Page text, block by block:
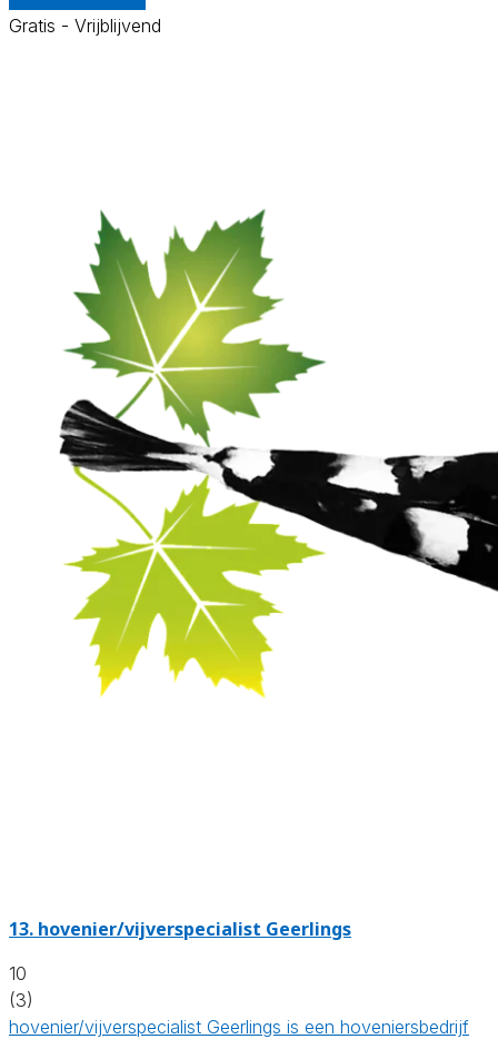
Gratis - Vrijblijvend
13. hovenier/vijverspecialist Geerlings
10
(3)
hovenier/vijverspecialist Geerlings is een hoveniersbedrijf